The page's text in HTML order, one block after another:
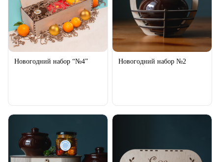
Новогодний набор “№4” Новогодний набор №2